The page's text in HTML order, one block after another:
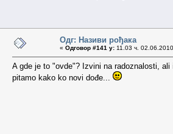
Одг: Називи рођака
« Одговор #141 у: 11.03 ч.
A gde je to "ovde"? Izvini na radoznalosti,
pitamo kako ko novi dođe...